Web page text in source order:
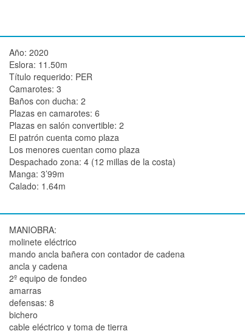
Año: 2020
Eslora: 11.50m
Título requerido: PER
Camarotes: 3
Baños con ducha: 2
Plazas en camarotes: 6
Plazas en salón convertible: 2
El patrón cuenta como plaza
Los menores cuentan como plaza
Despachado zona: 4 (12 millas de la costa)
Manga: 3’99m
Calado: 1.64m
MANIOBRA:
molinete eléctrico
mando ancla bañera con contador de cadena
ancla y cadena
2º equipo de fondeo
amarras
defensas: 8
bichero
cable eléctrico y toma de tierra